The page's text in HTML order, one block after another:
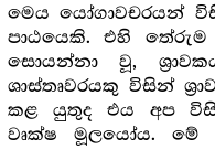
මෙය යෝගාවචරයන්
පාඨයෙකි. එහි තේරුම
සොයන්නා වූ,
ශාස්තෘවරයකු විසින්
කළ යුතුද එය අප
වෘක්ෂ මූලයෝය. මේ